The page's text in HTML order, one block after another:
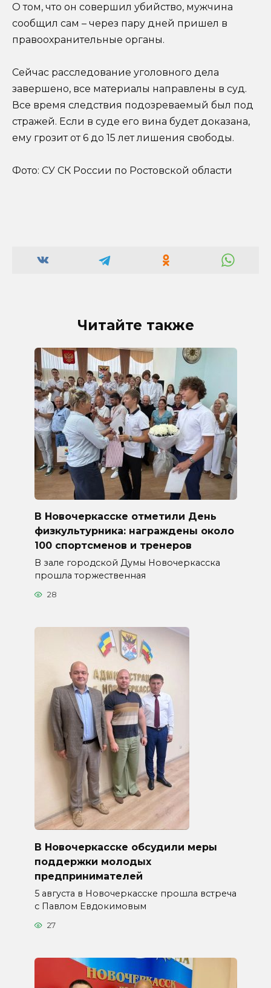
О том, что он совершил убийство, мужчина
сообщил сам – через пару дней пришел в
правоохранительные органы.
Сейчас расследование уголовного дела
завершено, все материалы направлены в суд.
Все время следствия подозреваемый был под
стражей. Если в суде его вина будет доказана,
ему грозит от 6 до 15 лет лишения свободы.
Фото: СУ СК России по Ростовской области
Читайте также
В Новочеркасске отметили День
физкультурника: награждены около
100 спортсменов и тренеров
В зале городской Думы Новочеркасска
прошла торжественная
28
В Новочеркасске обсудили меры
поддержки молодых
предпринимателей
5 августа в Новочеркасске прошла встреча
с Павлом Евдокимовым
27